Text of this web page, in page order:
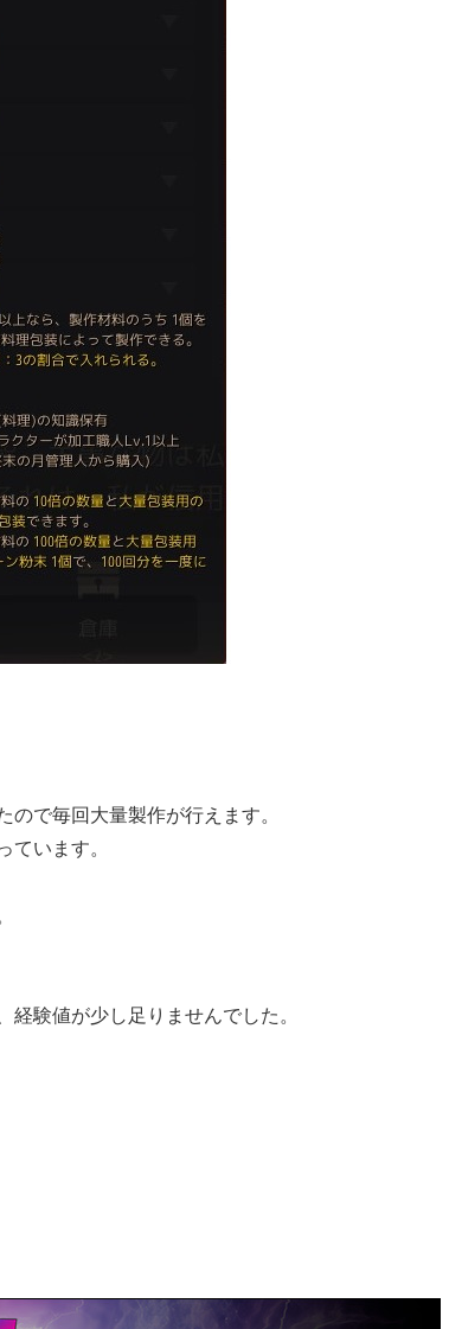
で毎回大量製作が行えます。
ています。
験値が少し足りませんでした。